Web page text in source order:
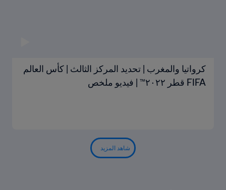
كرواتيا والمغرب | تحديد المركز الثالث | كأس العالم
FIFA قطر ٢٠٢٢™ | فيديو ملخص
شاهد المزيد